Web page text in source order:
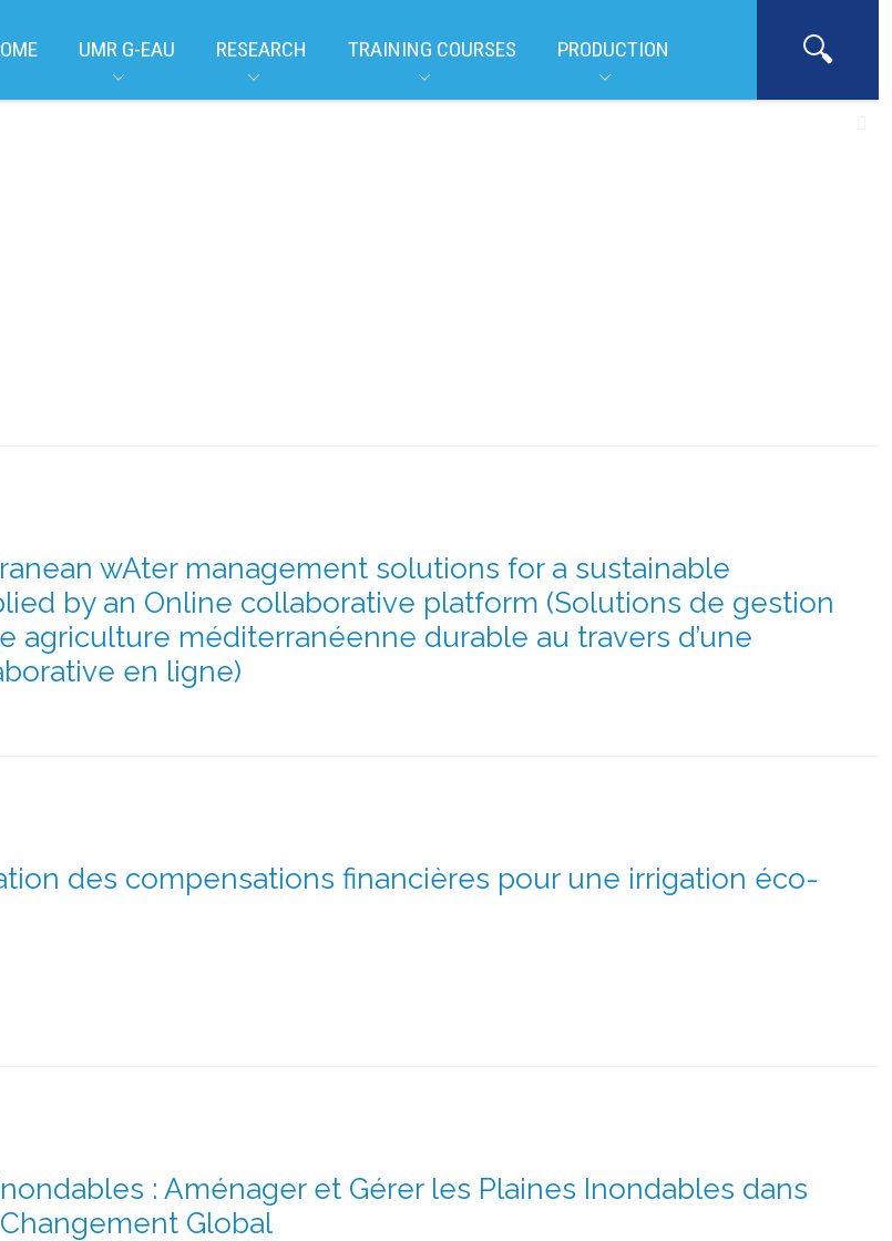
UMR G-EAU RESEARCH TRAINING COURSES PRODUCTION
wAter management solutions for a sustainable
by an Online collaborative platform (Solutions de gestion
agriculture méditerranéenne durable au travers d’une
en ligne)
des compensations financières pour une irrigation éco-
: Aménager et Gérer les Plaines Inondables dans
Global